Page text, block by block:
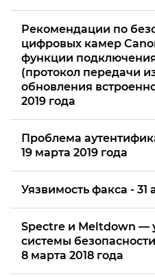
Рекомендации по
цифровых камер
функции
(протокол передачи
обновления
2019 года
Проблема
19 марта 2019 года
Уязвимость факса - 31
Spectre и Meltdown —
системы
8 марта 2018 года